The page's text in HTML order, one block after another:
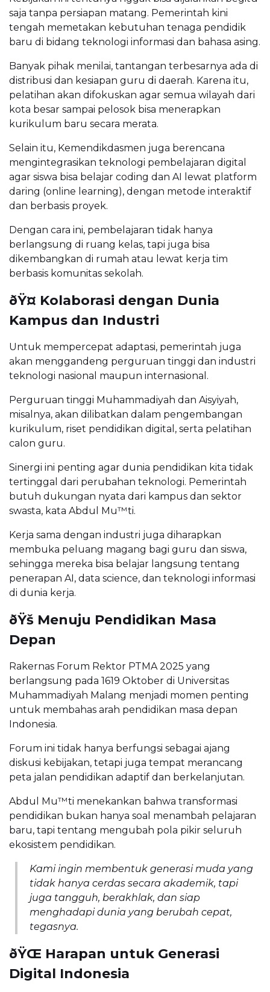
saja tanpa persiapan matang. Pemerintah kini
tengah memetakan kebutuhan tenaga pendidik
baru di bidang teknologi informasi dan bahasa asing.
Banyak pihak menilai, tantangan terbesarnya ada di
distribusi dan kesiapan guru di daerah. Karena itu,
pelatihan akan difokuskan agar semua wilayah dari
kota besar sampai pelosok bisa menerapkan
kurikulum baru secara merata.
Selain itu, Kemendikdasmen juga berencana
mengintegrasikan teknologi pembelajaran digital
agar siswa bisa belajar coding dan AI lewat platform
daring (online learning), dengan metode interaktif
dan berbasis proyek.
Dengan cara ini, pembelajaran tidak hanya
berlangsung di ruang kelas, tapi juga bisa
dikembangkan di rumah atau lewat kerja tim
berbasis komunitas sekolah.
ðŸ¤ Kolaborasi dengan Dunia
Kampus dan Industri
Untuk mempercepat adaptasi, pemerintah juga
akan menggandeng perguruan tinggi dan industri
teknologi nasional maupun internasional.
Perguruan tinggi Muhammadiyah dan Aisyiyah,
misalnya, akan dilibatkan dalam pengembangan
kurikulum, riset pendidikan digital, serta pelatihan
calon guru.
Sinergi ini penting agar dunia pendidikan kita tidak
tertinggal dari perubahan teknologi. Pemerintah
butuh dukungan nyata dari kampus dan sektor
swasta, kata Abdul Mu™ti.
Kerja sama dengan industri juga diharapkan
membuka peluang magang bagi guru dan siswa,
sehingga mereka bisa belajar langsung tentang
penerapan AI, data science, dan teknologi informasi
di dunia kerja.
ðŸš Menuju Pendidikan Masa
Depan
Rakernas Forum Rektor PTMA 2025 yang
berlangsung pada 1619 Oktober di Universitas
Muhammadiyah Malang menjadi momen penting
untuk membahas arah pendidikan masa depan
Indonesia.
Forum ini tidak hanya berfungsi sebagai ajang
diskusi kebijakan, tetapi juga tempat merancang
peta jalan pendidikan adaptif dan berkelanjutan.
Abdul Mu™ti menekankan bahwa transformasi
pendidikan bukan hanya soal menambah pelajaran
baru, tapi tentang mengubah pola pikir seluruh
ekosistem pendidikan.
Kami ingin membentuk generasi muda yang
tidak hanya cerdas secara akademik, tapi
juga tangguh, berakhlak, dan siap
menghadapi dunia yang berubah cepat,
tegasnya.
ðŸŒ Harapan untuk Generasi
Digital Indonesia